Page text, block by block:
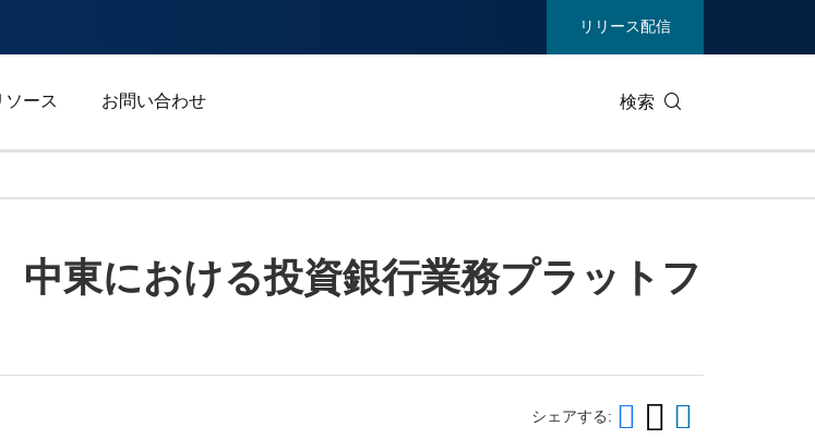
リリース配信
ソース お問い合わせ 検索
エネルギー エンターテイメント/メディア
東における投資銀行業務プラットフ
シェアする: